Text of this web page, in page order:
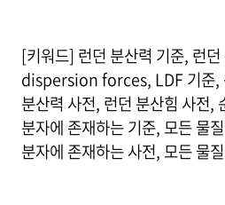
[키워드] 런던 분산력 기준, 런
dispersion forces, LDF 기준,
분산력 사전, 런던 분산힘 사전,
분자에 존재하는 기준, 모든 물
분자에 존재하는 사전, 모든 물